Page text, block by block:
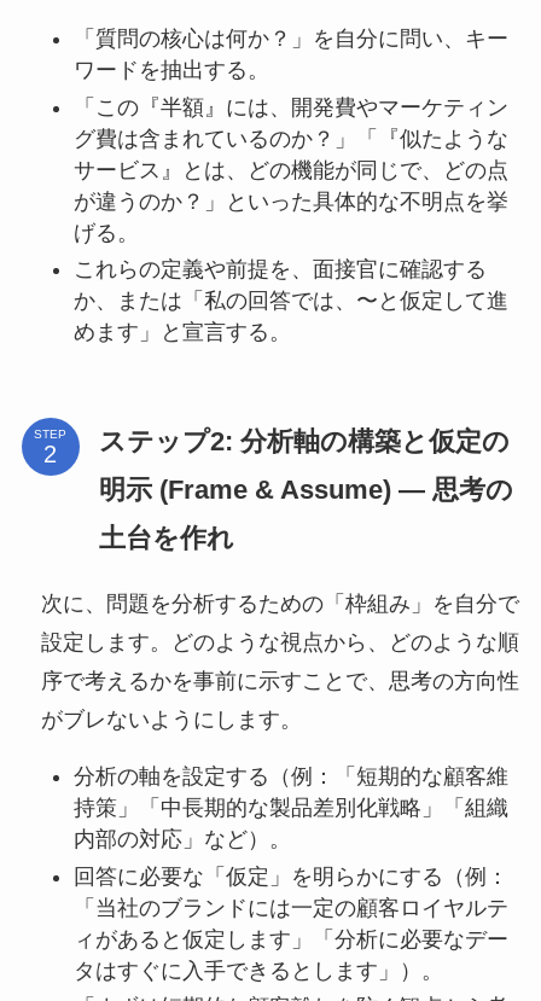
「質問の核心は何か？」を自分に問い、キー
ワードを抽出する。
「この『半額』には、開発費やマーケティン
グ費は含まれているのか？」「『似たような
サービス』とは、どの機能が同じで、どの点
が違うのか？」といった具体的な不明点を挙
げる。
これらの定義や前提を、面接官に確認する
か、または「私の回答では、〜と仮定して進
めます」と宣言する。
STEP
ステップ2: 分析軸の構築と仮定の
明示 (Frame & Assume) ― 思考の
土台を作れ
次に、問題を分析するための「枠組み」を自分で
設定します。どのような視点から、どのような順
序で考えるかを事前に示すことで、思考の方向性
がブレないようにします。
分析の軸を設定する（例：「短期的な顧客維
持策」「中長期的な製品差別化戦略」「組織
内部の対応」など）。
回答に必要な「仮定」を明らかにする（例：
「当社のブランドには一定の顧客ロイヤルテ
ィがあると仮定します」「分析に必要なデー
タはすぐに入手できるとします」）。